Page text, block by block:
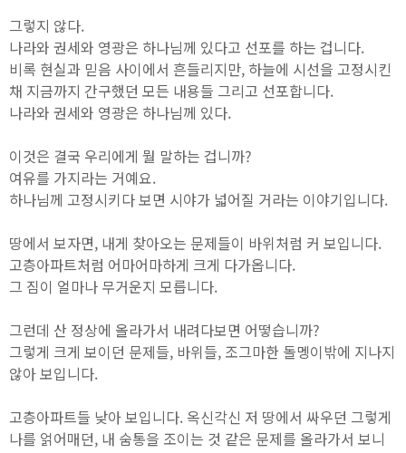
그렇지 않다.
나라와 권세와 영광은 하나님께 있다고 선포를 하는 겁니다.
비록 현실과 믿음 사이에서 흔들리지만, 하늘에 시선을 고정시킨
채 지금까지 간구했던 모든 내용들 그리고 선포합니다.
나라와 권세와 영광은 하나님께 있다.
이것은 결국 우리에게 뭘 말하는 겁니까?
여유를 가지라는 거예요.
하나님께 고정시키다 보면 시야가 넓어질 거라는 이야기입니다.
땅에서 보자면, 내게 찾아오는 문제들이 바위처럼 커 보입니다.
고층아파트처럼 어마어마하게 크게 다가옵니다.
그 짐이 얼마나 무거운지 모릅니다.
그런데 산 정상에 올라가서 내려다보면 어떻습니까?
그렇게 크게 보이던 문제들, 바위들, 조그마한 돌멩이밖에 지나지
않아 보입니다.
고층아파트들 낮아 보입니다. 옥신각신 저 땅에서 싸우던 그렇게
나를 얽어매던, 내 숨통을 조이는 것 같은 문제를 올라가서 보니